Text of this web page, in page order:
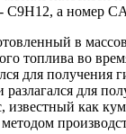
C9H12, а номер
в
топлива во
для получения
для
известный как